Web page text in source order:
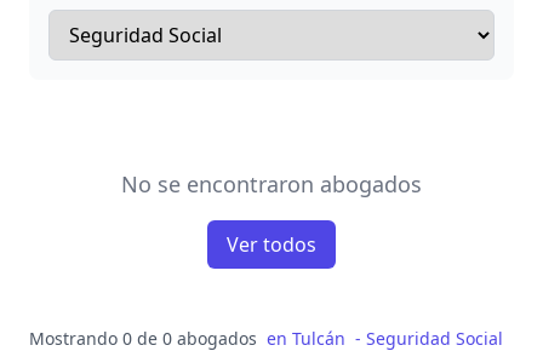
No se encontraron abogados
Ver todos
Mostrando 0 de 0 abogados en Tulcán - Seguridad Social